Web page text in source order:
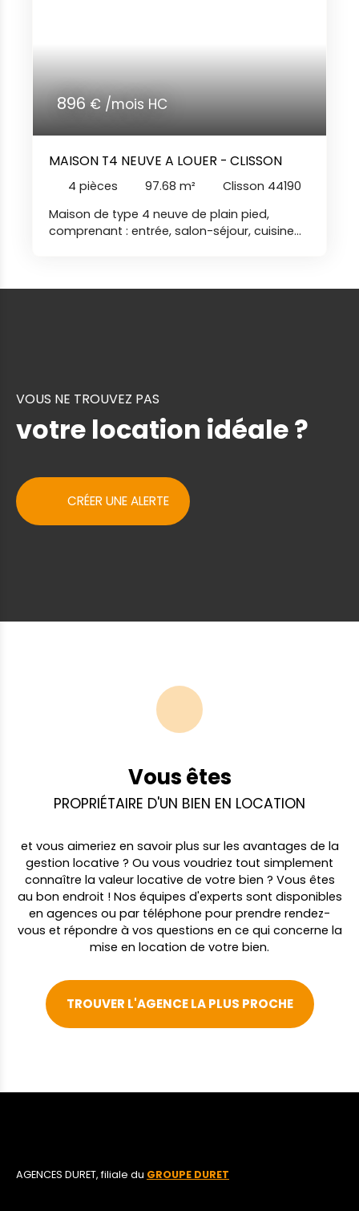
896€ /mois HC
MAISON T4 NEUVE A LOUER - CLISSON
4 pièces 97.68 m²
Clisson 44190
Maison de type 4 neuve de plain pied,
comprenant : entrée, salon-séjour, cuisine
VOUS NE TROUVEZ PAS
votre location idéale ?
CRÉER UNE ALERTE
Vous êtes
PROPRIÉTAIRE D'UN BIEN EN LOCATION
et vous aimeriez en savoir plus sur les avantages de la
gestion locative ? Ou vous voudriez tout simplement
connaître la valeur locative de votre bien ? Vous êtes
au bon endroit ! Nos équipes d'experts sont disponibles
en agences ou par téléphone pour prendre rendez-
vous et répondre à vos questions en ce qui concerne la
mise en location de votre bien.
TROUVER L'AGENCE LA PLUS PROCHE
AGENCES DURET, filiale du GROUPE DURET